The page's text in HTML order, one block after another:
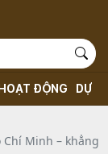
HOẠT ĐỘNG DỰ
Minh – khẳng